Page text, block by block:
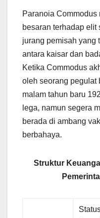
Paranoia
besaran terhadap elit
jurang pemisah yang
antara kaisar dan
Ketika Commodus
oleh seorang pegulat
malam tahun baru
lega, namun segera
berada di ambang
berbahaya.
Struktur